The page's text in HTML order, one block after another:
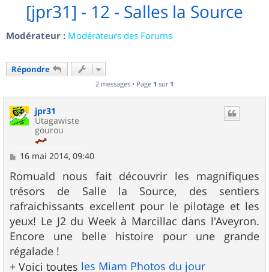
[jpr31] - 12 - Salles la Source
Modérateur : Modérateurs des Forums
Répondre
2 messages • Page 1 sur 1
jpr31
Utagawiste
gourou
M
s
s
a
g
e
16 mai 2014, 09:40
Romuald nous fait découvrir les magnifiques
trésors de Salle la Source, des sentiers
rafraichissants excellent pour le pilotage et les
yeux! Le J2 du Week à Marcillac dans l'Aveyron.
Encore une belle histoire pour une grande
régalade !
+ Voici toutes les Miam Photos du jour